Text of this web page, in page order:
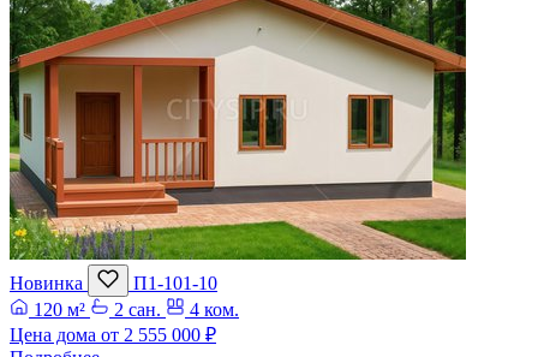
Новинка
П1-101-10
120 м²
2 сан.
4 ком.
Цена дома от 2 555 000 ₽